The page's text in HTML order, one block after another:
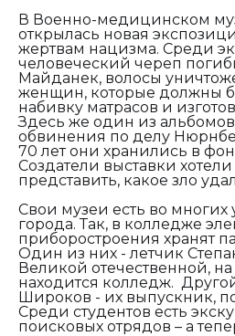
В Военно-медицинском
открылась новая
жертвам нацизма. Среди
человеческий череп
Майданек, волосы
женщин, которые должны
набивку матрасов и
Здесь же один из
обвинения по делу
70 лет они хранились в
Создатели выставки
представить, какое зло
Свои музеи есть во многих
города. Так, в колледже
приборостроения хранят
Один из них - летчик
Великой отечественной,
находится колледж.
Широков - их выпускник,
Среди студентов есть
поисковых отрядов – а